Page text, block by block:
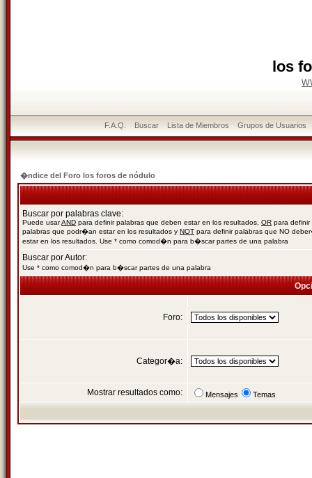
los
F.A.Q. Buscar Lista de Miembros Grupos de Usuarios
�ndice del Foro los foros de nódulo
Buscar por palabras clave:
Puede usarAND para definir palabras que deben estar en los resultados, OR para definir
palabras que podr�an estar en los resultados y NOT para definir palabras que NO
estar en los resultados. Use * como comod�n para b�scar partes de una palabra
Buscar por Autor:
Use * como comod�n para b�scar partes de una palabra
Foro:
Categor�a:
Mostrar resultados como: Mensajes Temas